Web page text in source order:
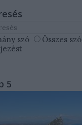
szó Összes szó
5